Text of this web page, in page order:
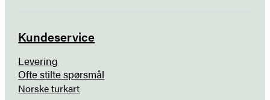
Kundeservice
Levering
Ofte stilte spørsmål
Norske turkart